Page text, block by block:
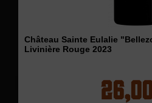
Château Sainte Eulalie
Livinière Rouge 2023